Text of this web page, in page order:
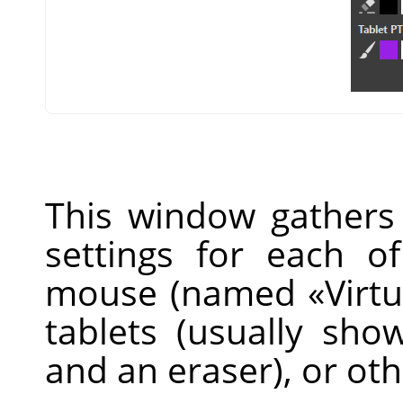
This window
settings for each
mouse (named «
tablets (usually
and an eraser), or